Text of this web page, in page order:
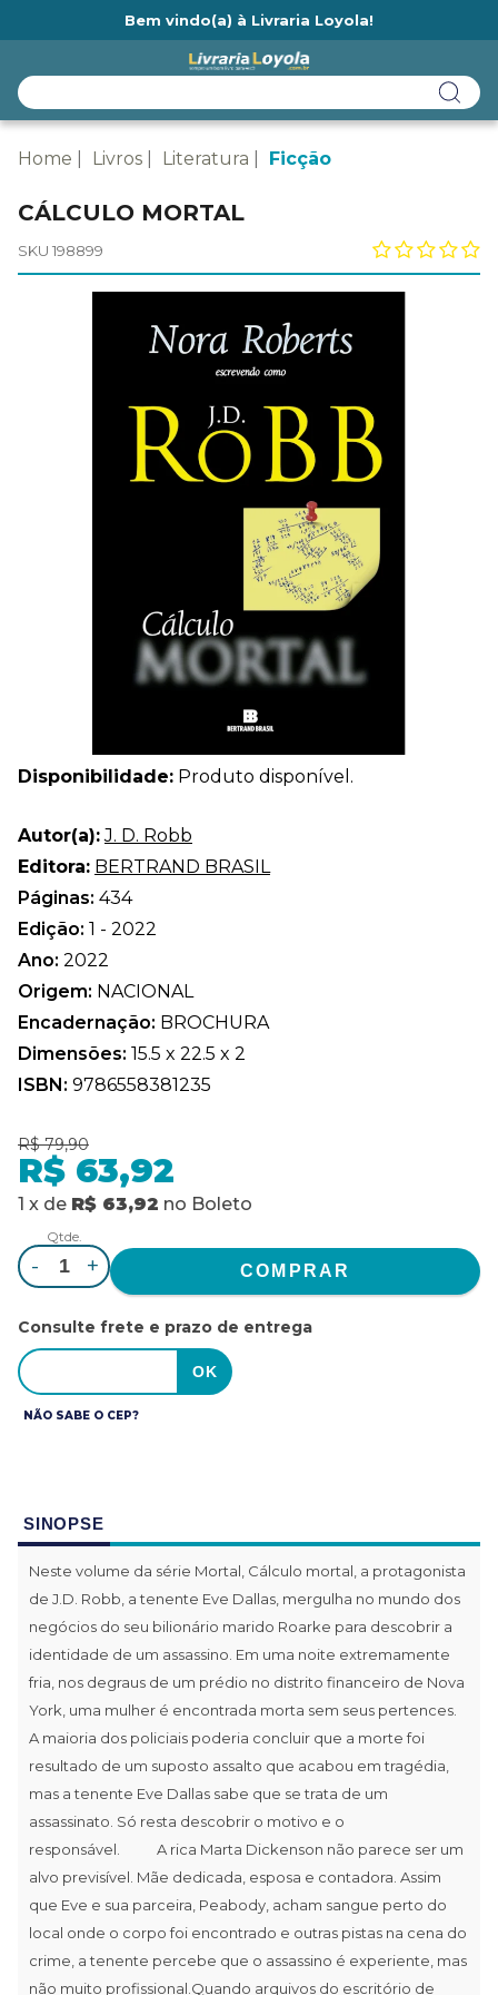
Bem vindo(a) à Livraria Loyola!
Home Livros Literatura Ficção
CÁLCULO MORTAL
SKU 198899
Disponibilidade: Produto disponível.
Autor(a): J. D. Robb
Editora: BERTRAND BRASIL
Páginas: 434
Edição: 1 - 2022
Ano: 2022
Origem: NACIONAL
Encadernação: BROCHURA
Dimensões: 15.5 x 22.5 x 2
ISBN: 9786558381235
R$ 79,90
R$ 63,92
1 x de R$ 63,92 no Boleto
Qtde.
- +
Consulte frete e prazo de entrega
NÃO SABE O CEP?
SINOPSE
Neste volume da série Mortal, Cálculo mortal, a protagonista
de J.D. Robb, a tenente Eve Dallas, mergulha no mundo dos
negócios do seu bilionário marido Roarke para descobrir a
identidade de um assassino. Em uma noite extremamente
fria, nos degraus de um prédio no distrito financeiro de Nova
York, uma mulher é encontrada morta sem seus pertences.
A maioria dos policiais poderia concluir que a morte foi
resultado de um suposto assalto que acabou em tragédia,
mas a tenente Eve Dallas sabe que se trata de um
assassinato. Só resta descobrir o motivo e o
responsável. A rica Marta Dickenson não parece ser um
alvo previsível. Mãe dedicada, esposa e contadora. Assim
que Eve e sua parceira, Peabody, acham sangue perto do
local onde o corpo foi encontrado e outras pistas na cena do
crime, a tenente percebe que o assassino é experiente, mas
não muito profissional.Quando arquivos do escritório de